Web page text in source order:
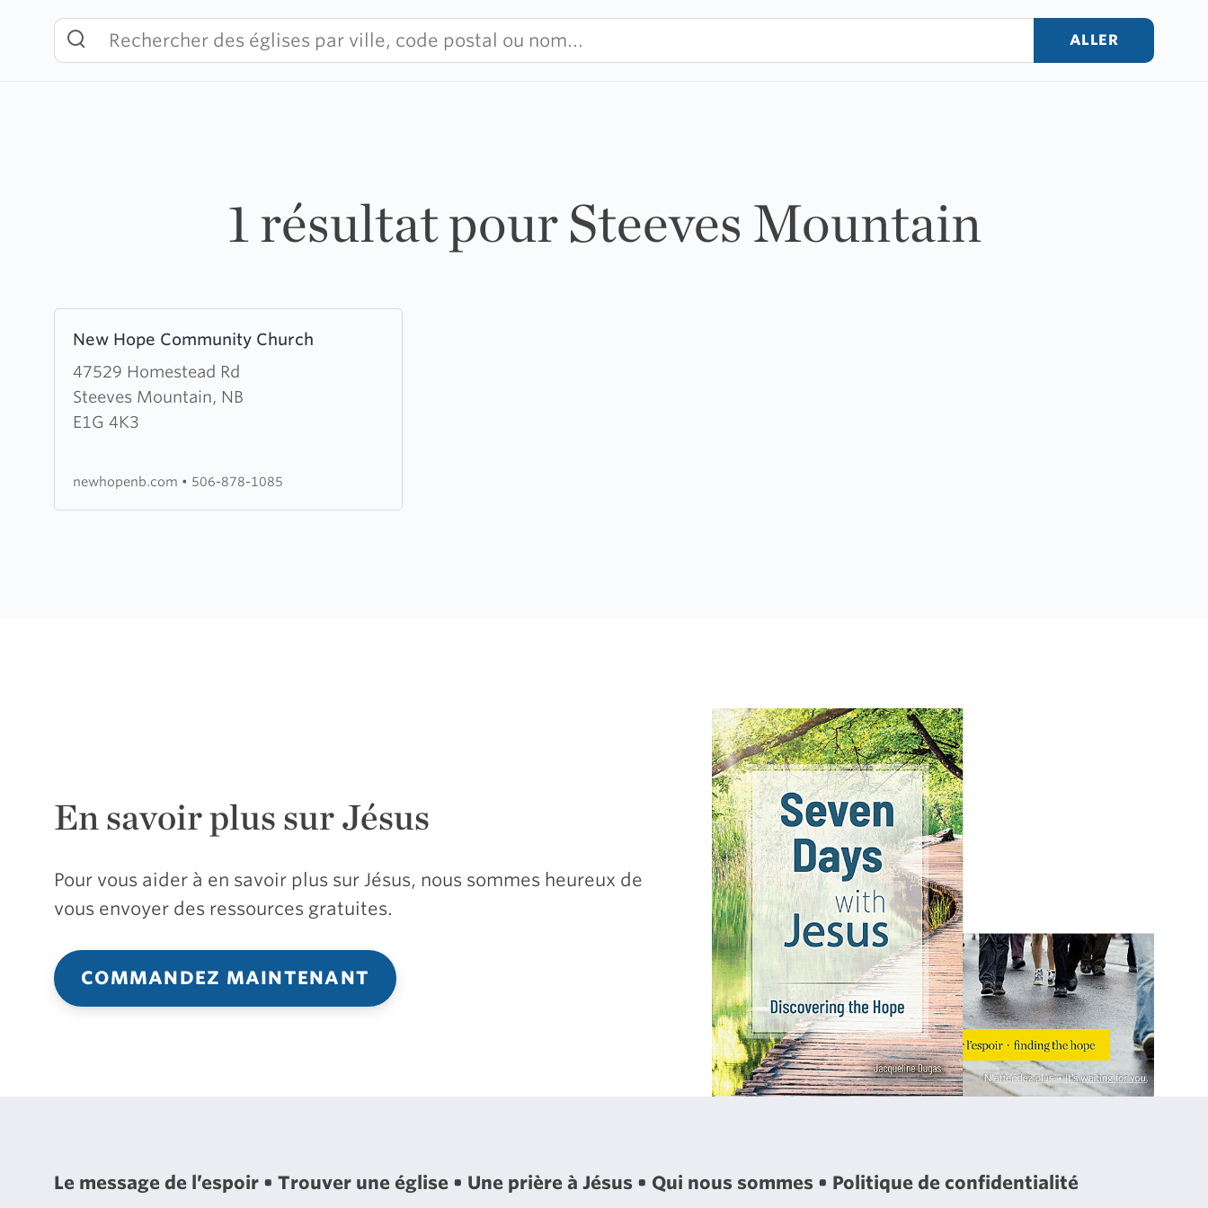
ALLER
1 résultat pour Steeves Mountain
New Hope Community Church
47529 Homestead Rd
Steeves Mountain, NB
E1G 4K3
more
about
New
Hope
Church
newhopenb.com • 506-878-1085
En savoir plus sur Jésus
Pour vous aider à en savoir plus sur Jésus, nous sommes heureux de
vous envoyer des ressources gratuites.
COMMANDEZ MAINTENANT
Le message de l’espoir Trouver une église Une prière à Jésus Qui nous sommes Politique de confidentialité